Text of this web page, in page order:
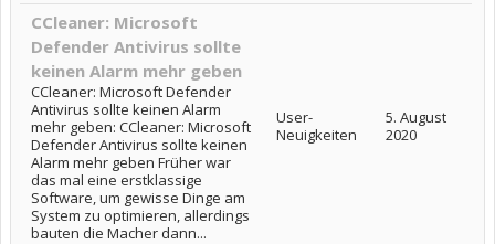
CCleaner: Microsoft
Defender Antivirus sollte
keinen Alarm mehr geben
CCleaner: Microsoft Defender
Antivirus sollte keinen Alarm
mehr geben: CCleaner: Microsoft
Defender Antivirus sollte keinen
Alarm mehr geben Früher war
das mal eine erstklassige
Software, um gewisse Dinge am
System zu optimieren, allerdings
bauten die Macher dann...
User-
Neuigkeiten
5. August
2020